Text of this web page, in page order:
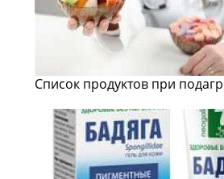
Список продуктов при